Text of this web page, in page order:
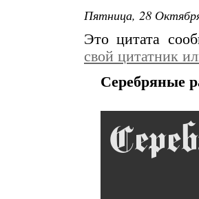
Пятница, 28
Это цитата
свой цитатник
Серебряные